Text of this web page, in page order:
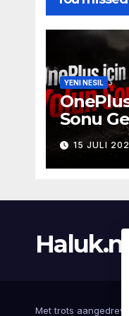
YENI NESIL
Sonu
Olabilir:
Telefon
15 JULI
Haluk.nl
Met trots